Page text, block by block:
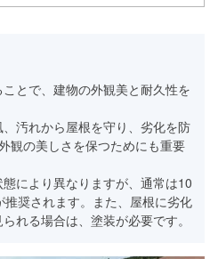
とで、建物の外観美と耐久性を
汚れから屋根を守り、劣化を防
観の美しさを保つためにも重要
により異なりますが、通常は10
奨されます。また、屋根に劣化
れる場合は、塗装が必要です。